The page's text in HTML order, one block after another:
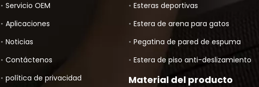
Servicio OEM
Aplicaciones
Noticias
Contáctenos
política de privacidad
Esteras deportivas
Estera de arena para gatos
Pegatina de pared de espuma
Estera de piso anti-deslizamiento
Material del producto